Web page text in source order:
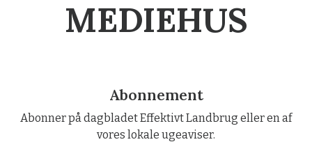
MEDIEHUS
Abonnement
Abonner på dagbladet Effektivt Landbrug eller en af
vores lokale ugeaviser.